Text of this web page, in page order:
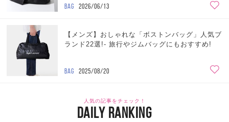
BAG 2026/06/13
【メンズ】おしゃれな「ボストンバッグ」人気ブ
ランド22選!- 旅行やジムバッグにもおすすめ!
BAG 2025/08/20
人気の記事をチェック！
DAILY RANKING